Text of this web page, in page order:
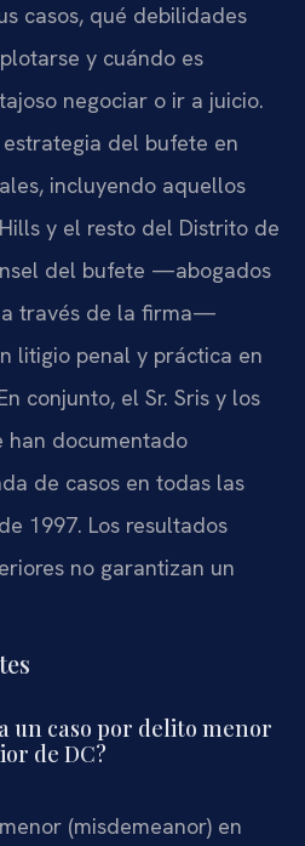
casos, qué debilidades
y cuándo es
negociar o ir a juicio.
estrategia del bufete en
incluyendo aquellos
y el resto del Distrito de
del bufete —abogados
través de la firma—
litigio penal y práctica en
conjunto, el Sr. Sris y los
han documentado
de casos en todas las
1997. Los resultados
no garantizan un
un caso por delito menor
de DC?
(misdemeanor) en